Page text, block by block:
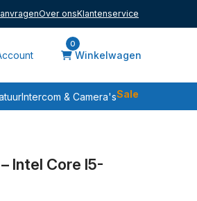
Over onsKlantenservice
0
Winkelwagen
Intercom & Camera'sSale
Intel Core I5-